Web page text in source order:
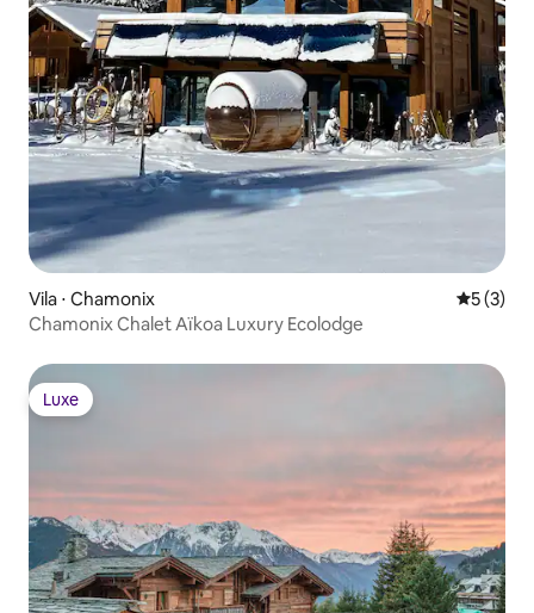
Vila ⋅ Chamonix 5 de
5 (3)
Chamonix Chalet Aïkoa Luxury Ecolodge
Luxe
Luxe